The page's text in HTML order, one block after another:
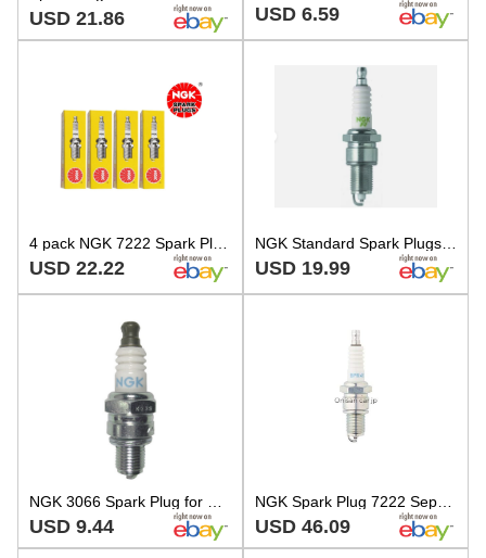
USD 21.86 USD 6.59
4 pack NGK 7222 Spark Plugs
USD 22.22 USD 19.99
USD 9.44 USD 46.09